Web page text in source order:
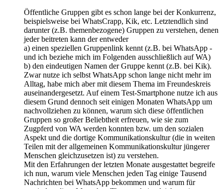
Öffentliche Gruppen gibt es schon lange bei der Konkurrenz,
beispielsweise bei WhatsCrapp, Kik, etc. Letztendlich sind
darunter (z.B. themenbezogene) Gruppen zu verstehen, denen
jeder beitreten kann der entweder
a) einen speziellen Gruppenlink kennt (z.B. bei WhatsApp -
und ich beziehe mich im Folgenden ausschließlich auf WA)
b) den eindeutigen Namen der Gruppe kennt (z.B. bei Kik).
Zwar nutze ich selbst WhatsApp schon lange nicht mehr im
Alltag, habe mich aber mit diesem Thema im Freundeskreis
auseinandergesetzt. Auf einem Test-Smartphone nutze ich aus
diesem Grund dennoch seit einigen Monaten WhatsApp um
nachvollziehen zu können, warum sich diese öffentlichen
Gruppen so großer Beliebtheit erfreuen, wie sie zum
Zugpferd von WA werden konnten bzw. um den sozialen
Aspekt und die dortige Kommunikationskultur (die in weiten
Teilen mit der allgemeinen Kommunikationskultur jüngerer
Menschen gleichzusetzen ist) zu verstehen.
Mit den Erfahrungen der letzten Monate ausgestattet begreife
ich nun, warum viele Menschen jeden Tag einige Tausend
Nachrichten bei WhatsApp bekommen und warum für